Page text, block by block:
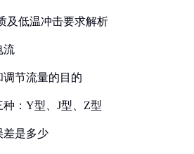
及低温冲击要求解析
流
节流量的目的
：Y型、J型、Z型
差是多少